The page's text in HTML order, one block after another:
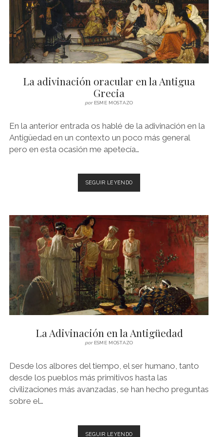
La adivinación oracular en la Antigua
Grecia
porESME MOSTAZO
En la anterior entrada os hablé de la adivinación en la
Antigüedad en un contexto un poco más general
pero en esta ocasión me apetecía…
SEGUIR LEYENDOLA
ADIVINACIÓN
LA
ANTIGUA
GRECIA
La Adivinación en la Antigüedad
porESME MOSTAZO
Desde los albores del tiempo, el ser humano, tanto
desde los pueblos más primitivos hasta las
civilizaciones más avanzadas, se han hecho preguntas
sobre el…
SEGUIR LEYENDOLA